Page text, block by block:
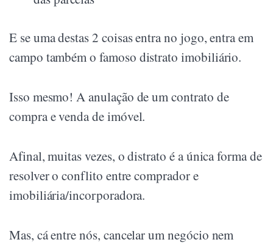
E se uma destas 2 coisas entra no jogo, entra em
campo também o famoso distrato imobiliário.
Isso mesmo! A anulação de um contrato de
compra e venda de imóvel.
Afinal, muitas vezes, o distrato é a única forma de
resolver o conflito entre comprador e
imobiliária/incorporadora.
Mas, cá entre nós, cancelar um negócio nem